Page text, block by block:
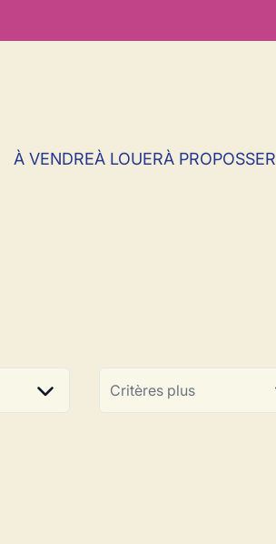
À VENDREÀ LOUERÀ PROPOS
Critères plus